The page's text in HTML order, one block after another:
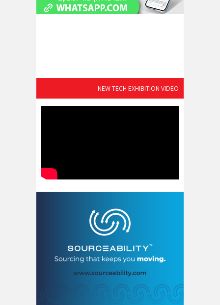
NEW-TECH EXHIBITION VIDEO